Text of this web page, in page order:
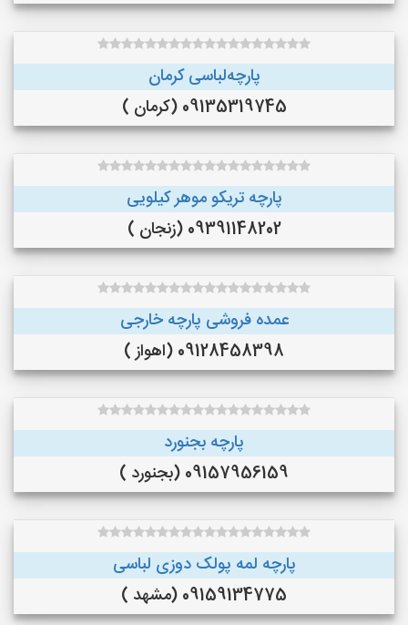
پارچه‌لباسی کرمان
09135319745 (کرمان )
پارچه تریکو موهر کیلویی
09391148202 (زنجان )
عمده فروشی پارچه خارجی
09128458398 (اهواز )
پارچه بجنورد
09157956159 (بجنورد )
پارچه لمه پولک دوزی لباسی
09159134775 (مشهد )